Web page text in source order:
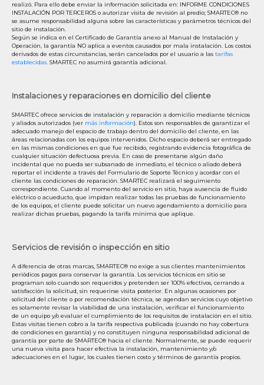
realizó. Para ello debe enviar la información solicitada en: INFORME CONDICIONES
INSTALACIÓN POR TERCEROS o autorizar visita de revisión al predio; SMARTEC® no
se asume responsabilidad alguna sobre las características y parámetros técnicos del
sitio de instalación.
Según se indica en el Certificado de Garantía anexo al Manual de Instalación y
Operación, la garantía NO aplica a eventos causados por mala instalación. Los costos
derivados de estas circunstancias, serán cancelados por el usuario a las tarifas
establecidas . SMARTEC no asumirá garantía adicional.
Instalaciones y reparaciones en domicilio del cliente
SMARTEC ofrece servicios de instalación y reparación a domicilio mediante técnicos
y aliados autorizados (ver más información). Estos son responsables de garantizar el
adecuado manejo del espacio de trabajo dentro del domicilio del cliente, en las
áreas relacionadas con los equipos intervenidos. Dicho espacio deberá ser entregado
en las mismas condiciones en que fue recibido, registrando evidencia fotográfica de
cualquier situación defectuosa previa. En caso de presentarse algún daño
incidental que no pueda ser subsanado de inmediato, el técnico o aliado deberá
reportar el incidente a través del Formulario de Soporte Técnico y acordar con el
cliente las condiciones de reparación. SMARTEC realizará el seguimiento
correspondiente. Cuando al momento del servicio en sitio, haya ausencia de fluido
eléctrico o acueducto, que impidan realizar todas las pruebas de funcionamiento
de los equipos, el cliente puede solicitar un nuevo agendamiento a domicilio para
realizar dichas pruebas, pagando la tarifa mínima que aplique.
Servicios de revisión o inspección en sitio
A diferencia de otras marcas, SMARTEC® no exige a sus clientes mantenimientos
periódicos pagos para conservar la garantía. Los servicios técnicos en sitio se
programan solo cuando son requeridos y pretenden ser 100% efectivos, cerrando a
satisfacción la solicitud, sin requerirse visita posterior. En algunas ocasiones por
solicitud del cliente o por recomendación técnica, se agendan servicios cuyo objetivo
es solamente revisar la viabilidad de una instalación, verificar el funcionamiento
de un equipo y/o evaluar el cumplimiento de los requisitos de instalación en el sitio.
Estas visitas tienen cobro a la tarifa respectiva publicada (cuando no hay cobertura
de condiciones en garantía) y no constituyen ninguna responsabilidad adicional de
garantía por parte de SMARTEC® hacia el cliente. Normalmente, se puede requerir
una nueva visita para hacer efectiva la instalación, mantenimiento y/o
adecuaciones en el lugar, los cuales tienen costo y términos de garantía propios.